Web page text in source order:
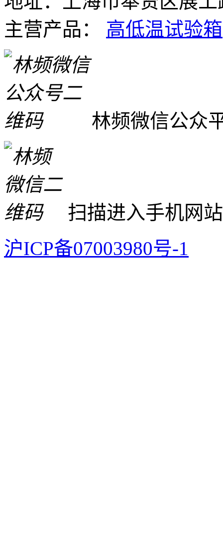
主营产品： 高低温试验箱
林频微信公众
扫描进入手机网
沪ICP备07003980号-1